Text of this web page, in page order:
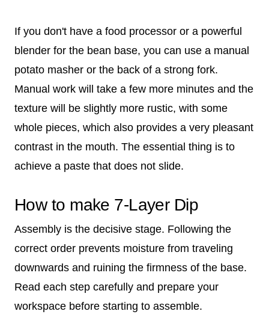
If you don't have a food processor or a powerful
blender for the bean base, you can use a manual
potato masher or the back of a strong fork.
Manual work will take a few more minutes and the
texture will be slightly more rustic, with some
whole pieces, which also provides a very pleasant
contrast in the mouth. The essential thing is to
achieve a paste that does not slide.
How to make 7-Layer Dip
Assembly is the decisive stage. Following the
correct order prevents moisture from traveling
downwards and ruining the firmness of the base.
Read each step carefully and prepare your
workspace before starting to assemble.